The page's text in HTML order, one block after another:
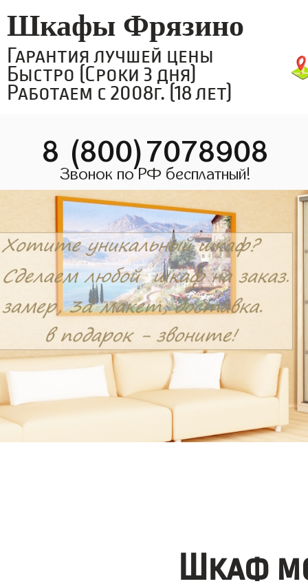
Шкафы Фрязино
Гарантия лучшей цены
Быстро (Сроки 3 дня)
Работаем с 2008г. (18 лет)
8 (800)7078908
Звонок по РФ бесплатный!
Шкаф